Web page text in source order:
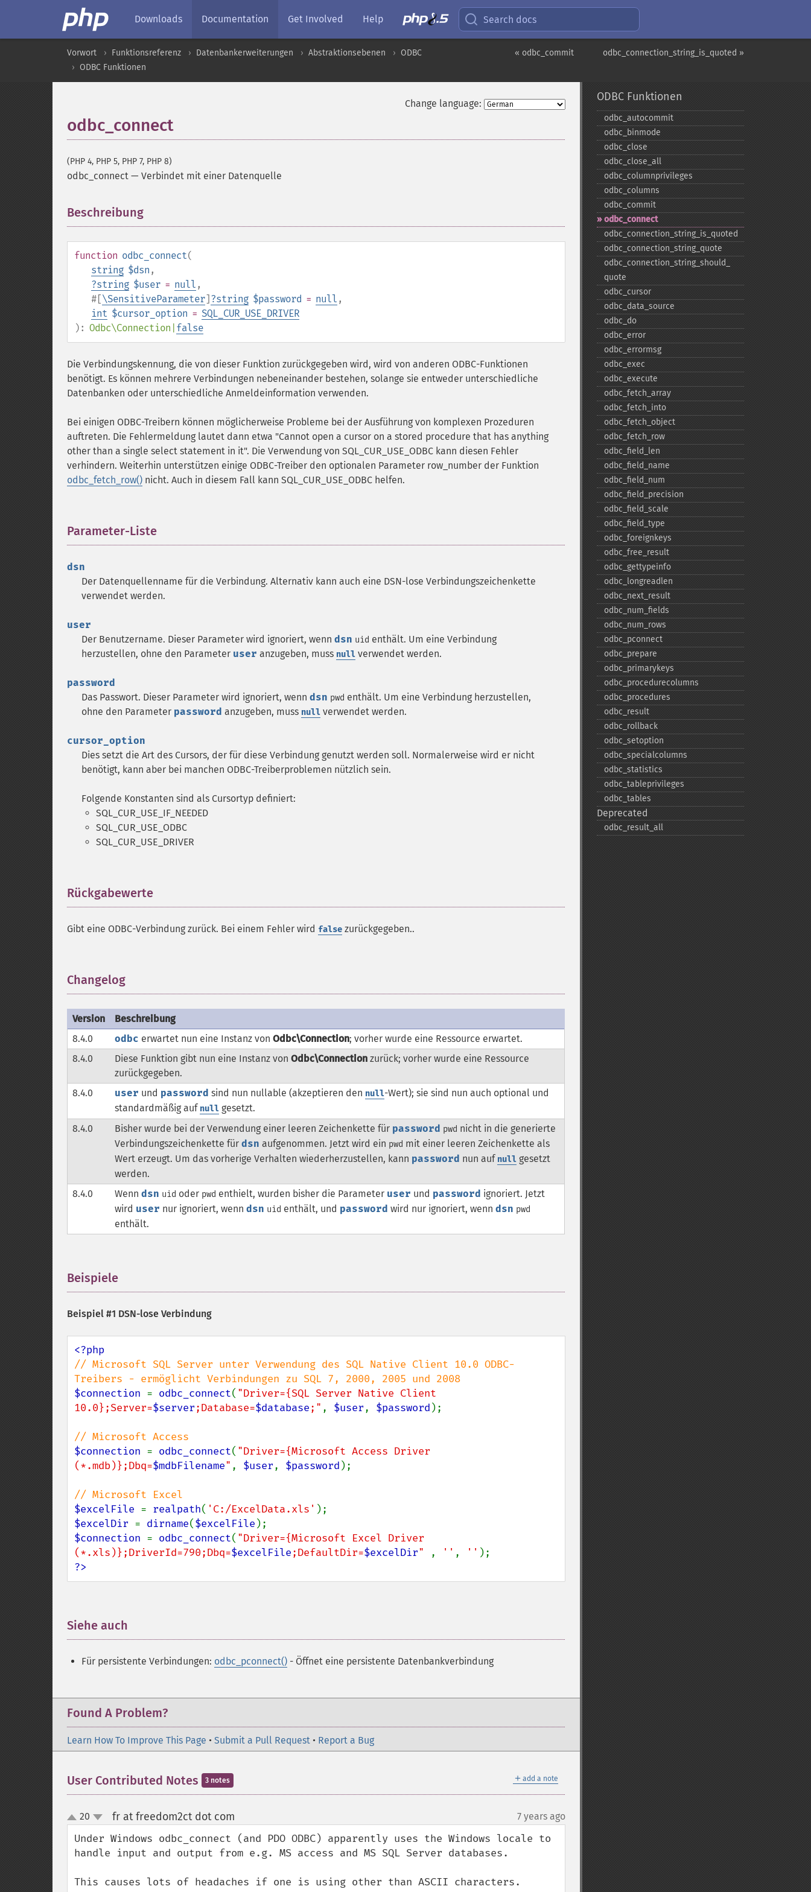
Downloads Documentation Get Involved Help Search docs
odbc_connection_string_is_quoted »
« odbc_commit
Vorwort Funktionsreferenz Datenbankerweiterungen Abstraktionsebenen
ODBC
ODBC Funktionen
Change language:
odbc_connect
(PHP 4, PHP 5, PHP 7, PHP 8)
odbc_connect — Verbindet mit einer Datenquelle
Beschreibung
function odbc_connect(
string $dsn ,
?string $user = null ,
#[\SensitiveParameter] ?string $password = null ,
int $cursor_option = SQL_CUR_USE_DRIVER
): Odbc\Connection false
Die Verbindungskennung, die von dieser Funktion zurückgegeben wird, wird von anderen ODBC-Funktionen
benötigt. Es können mehrere Verbindungen nebeneinander bestehen, solange sie entweder unterschiedliche
Datenbanken oder unterschiedliche Anmeldeinformation verwenden.
Bei einigen ODBC-Treibern können möglicherweise Probleme bei der Ausführung von komplexen Prozeduren
auftreten. Die Fehlermeldung lautet dann etwa "Cannot open a cursor on a stored procedure that has anything
other than a single select statement in it". Die Verwendung von SQL_CUR_USE_ODBC kann diesen Fehler
verhindern. Weiterhin unterstützen einige ODBC-Treiber den optionalen Parameter row_number der Funktion
odbc_fetch_row() nicht. Auch in diesem Fall kann SQL_CUR_USE_ODBC helfen.
Parameter-Liste
dsn
Der Datenquellenname für die Verbindung. Alternativ kann auch eine DSN-lose Verbindungszeichenkette
verwendet werden.
user
Der Benutzername. Dieser Parameter wird ignoriert, wenn dsn uid enthält. Um eine Verbindung
herzustellen, ohne den Parameter user anzugeben, muss null verwendet werden.
password
Das Passwort. Dieser Parameter wird ignoriert, wenn dsn pwd enthält. Um eine Verbindung herzustellen,
ohne den Parameter password anzugeben, muss null verwendet werden.
cursor_option
Dies setzt die Art des Cursors, der für diese Verbindung genutzt werden soll. Normalerweise wird er nicht
benötigt, kann aber bei manchen ODBC-Treiberproblemen nützlich sein.
Folgende Konstanten sind als Cursortyp definiert:
SQL_CUR_USE_IF_NEEDED
SQL_CUR_USE_ODBC
SQL_CUR_USE_DRIVER
Rückgabewerte
Gibt eine ODBC-Verbindung zurück. Bei einem Fehler wird false zurückgegeben..
Changelog
Version
Beschreibung
8.4.0
odbc erwartet nun eine Instanz von Odbc\Connection; vorher wurde eine Ressource erwartet.
8.4.0
Diese Funktion gibt nun eine Instanz von Odbc\Connection zurück; vorher wurde eine Ressource
zurückgegeben.
8.4.0
user und password sind nun nullable (akzeptieren den null-Wert); sie sind nun auch optional und
standardmäßig auf null gesetzt.
8.4.0
Bisher wurde bei der Verwendung einer leeren Zeichenkette für password pwd nicht in die generierte
Verbindungszeichenkette für dsn aufgenommen. Jetzt wird ein pwd mit einer leeren Zeichenkette als
Wert erzeugt. Um das vorherige Verhalten wiederherzustellen, kann password nun auf null gesetzt
werden.
8.4.0
Wenn dsn uid oder pwd enthielt, wurden bisher die Parameter user und password ignoriert. Jetzt
wird user nur ignoriert, wenn dsn uid enthält, und password wird nur ignoriert, wenn dsn pwd
enthält.
Beispiele
Beispiel #1 DSN-lose Verbindung
// Microsoft SQL Server unter Verwendung des SQL Native Client 10.0 ODBC-
$connection = odbc_connect( "Driver={SQL Server Native Client
10.0};Server=$server;Database=$database;" , $user, $password );
$connection = odbc_connect( "Driver={Microsoft Access Driver
(*.mdb)};Dbq=$mdbFilename" , $user, $password );
$excelFile = realpath( 'C:/ExcelData.xls'
$excelDir = dirname($excelFile
$connection = odbc_connect( "Driver={Microsoft Excel Driver
(*.xls)};DriverId=790;Dbq=$excelFile;DefaultDir=$excelDir" , '' , ''
?>
Siehe auch
Für persistente Verbindungen: odbc_pconnect() - Öffnet eine persistente Datenbankverbindung
Found A Problem?
Learn How To Improve This Page • Submit a Pull Request • Report a Bug
＋ add a note
User Contributed Notes 3 notes
up
down
20 fr at freedom2ct dot com 7 years ago
Under Windows odbc_connect (and PDO ODBC) apparently uses the Windows locale to
handle input and output from e.g. MS access and MS SQL Server databases.
This causes lots of headaches if one is using other than ASCII characters.
ODBC Funktionen
odbc_​autocommit
odbc_​binmode
odbc_​close
odbc_​close_​all
odbc_​columnprivileges
odbc_​columns
odbc_​commit
odbc_​connect
odbc_​connection_​string_​is_​quoted
odbc_​connection_​string_​quote
odbc_​connection_​string_​should_​
quote
odbc_​cursor
odbc_​data_​source
odbc_​do
odbc_​error
odbc_​errormsg
odbc_​exec
odbc_​execute
odbc_​fetch_​array
odbc_​fetch_​into
odbc_​fetch_​object
odbc_​fetch_​row
odbc_​field_​len
odbc_​field_​name
odbc_​field_​num
odbc_​field_​precision
odbc_​field_​scale
odbc_​field_​type
odbc_​foreignkeys
odbc_​free_​result
odbc_​gettypeinfo
odbc_​longreadlen
odbc_​next_​result
odbc_​num_​fields
odbc_​num_​rows
odbc_​pconnect
odbc_​prepare
odbc_​primarykeys
odbc_​procedurecolumns
odbc_​procedures
odbc_​result
odbc_​rollback
odbc_​setoption
odbc_​specialcolumns
odbc_​statistics
odbc_​tableprivileges
odbc_​tables
Deprecated
odbc_​result_​all